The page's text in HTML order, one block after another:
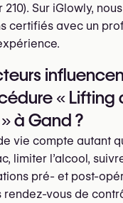
Sur iGlowly,
certifiés avec un
« Lifting
à Gand ?
vie compte autant
limiter l’alcool,
pré- et post-
rendez-vous de